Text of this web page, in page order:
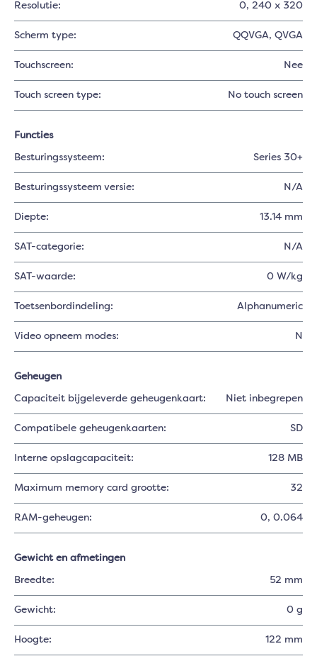
Resolutie: 0, 240 x 320
Scherm type: QQVGA, QVGA
Touchscreen: Nee
Touch screen type: No touch screen
Functies
Besturingssysteem: Series 30+
Besturingssysteem versie: N/A
Diepte: 13.14 mm
SAT-categorie: N/A
SAT-waarde: 0 W/kg
Toetsenbordindeling: Alphanumeric
Video opneem modes: N
Geheugen
Capaciteit bijgeleverde geheugenkaart: Niet inbegrepen
Compatibele geheugenkaarten: SD
Interne opslagcapaciteit: 128 MB
Maximum memory card grootte: 32
RAM-geheugen: 0, 0.064
Gewicht en afmetingen
Breedte: 52 mm
Gewicht: 0 g
Hoogte: 122 mm